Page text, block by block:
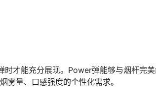
才能充分展现。Power弹能够与烟杆完
雾量、口感强度的个性化需求。